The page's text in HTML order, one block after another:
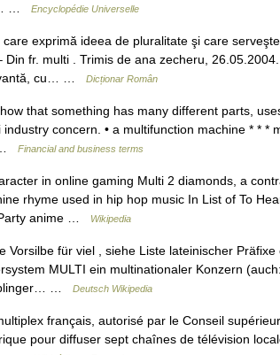
…
Encyclopédie Universelle
exprimă ideea de pluralitate şi care
fr. multi . Trimis de ana zecheru,
cu… …
Dicționar Român
that something has many different parts,
concern. • a multifunction machine * * *
…
Financial and business terms
in online gaming Multi 2 diamonds, a
rhyme used in hip hop music In List of To
anime …
Wikipedia
für viel , siehe Liste lateinischer
MULTI ein multinationaler Konzern
…
Deutsch Wikipedia
français, autorisé par le Conseil
pour diffuser sept chaînes de télévision